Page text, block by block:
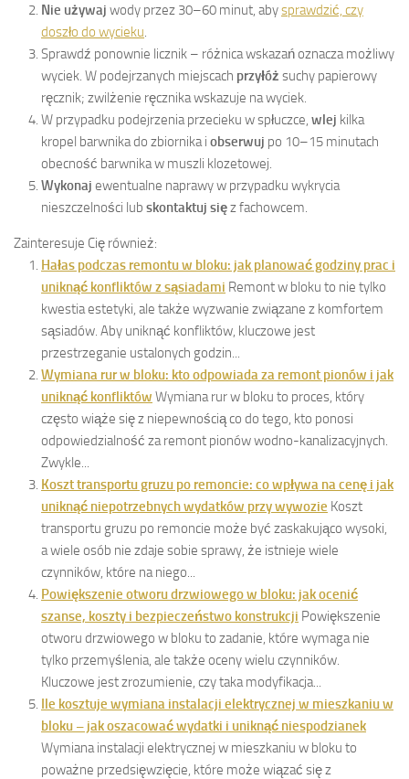
Nie używaj wody przez 30–60 minut, abysprawdzić, czy
doszło do wycieku
Sprawdź ponownie licznik – różnica wskazań oznacza możliwy
wyciek. W podejrzanych miejscach przyłóż suchy papierowy
ręcznik; zwilżenie ręcznika wskazuje na wyciek.
W przypadku podejrzenia przecieku w spłuczce, wlej kilka
kropel barwnika do zbiornika i obserwuj po 10–15 minutach
obecność barwnika w muszli klozetowej.
Wykonaj ewentualne naprawy w przypadku wykrycia
nieszczelności lub skontaktuj sięz fachowcem.
Zainteresuje Cię również:
Hałas podczas remontu w bloku: jak planować godziny prac i
uniknąć konfliktów z sąsiadami Remont w bloku to nie tylko
kwestia estetyki, ale także wyzwanie związane z komfortem
sąsiadów. Aby uniknąć konfliktów, kluczowe jest
przestrzeganie ustalonych godzin...
Wymiana rur w bloku: kto odpowiada za remont pionów i jak
uniknąć konfliktów Wymiana rur w bloku to proces, który
często wiąże się z niepewnością co do tego, kto ponosi
odpowiedzialność za remont pionów wodno-kanalizacyjnych.
Zwykle...
Koszt transportu gruzu po remoncie: co wpływa na cenę i jak
uniknąć niepotrzebnych wydatków przy wywozie Koszt
transportu gruzu po remoncie może być zaskakująco wysoki,
a wiele osób nie zdaje sobie sprawy, że istnieje wiele
czynników, które na niego...
Powiększenie otworu drzwiowego w bloku: jak ocenić
szanse, koszty i bezpieczeństwo konstrukcji Powiększenie
otworu drzwiowego w bloku to zadanie, które wymaga nie
tylko przemyślenia, ale także oceny wielu czynników.
Kluczowe jest zrozumienie, czy taka modyfikacja...
Ile kosztuje wymiana instalacji elektrycznej w mieszkaniu w
bloku – jak oszacować wydatki i uniknąć niespodzianek
Wymiana instalacji elektrycznej w mieszkaniu w bloku to
poważne przedsięwzięcie, które może wiązać się z